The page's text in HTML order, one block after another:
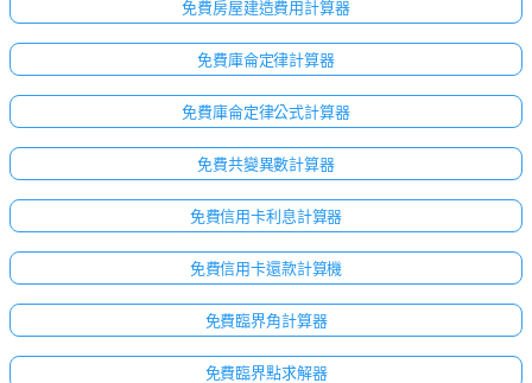
免費房屋建造費用計算器
免費庫侖定律計算器
免費庫侖定律公式計算器
免費共變異數計算器
免費信用卡利息計算器
免費信用卡還款計算機
免費臨界角計算器
免費臨界點求解器